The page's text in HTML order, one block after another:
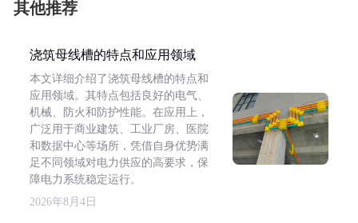
其他推荐
浇筑母线槽的特点和应用领域
本文详细介绍了浇筑母线槽的特点和
应用领域。其特点包括良好的电气、
机械、防火和防护性能。在应用上，
广泛用于商业建筑、工业厂房、医院
和数据中心等场所，凭借自身优势满
足不同领域对电力供应的高要求，保
障电力系统稳定运行。
2026年8月4日